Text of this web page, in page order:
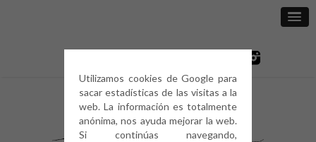
Utilizamos cookies de Google para
sacar estadísticas de las visitas a la
web. La información es totalmente
anónima, nos ayuda mejorar la web.
Si continúas navegando,